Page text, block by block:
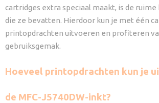
cartridges extra speciaal maakt, is de
die ze bevatten. Hierdoor kun je met één
printopdrachten uitvoeren en profiteren
gebruiksgemak.
Hoeveel printopdrachten kun je
de MFC-J5740DW-inkt?